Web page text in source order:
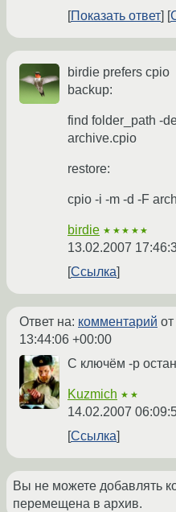
Показать ответ
birdie prefers cpio
backup:
find folder_path -
archive.cpio
restore:
cpio -i -m -d -F
birdie ★★★★★
13.02.2007
Ссылка
Ответ на: комментарий
13:44:06 +00:00
С ключём -p
Kuzmich ★★
14.02.2007
Ссылка
Вы не можете добавлять
перемещена в архив.